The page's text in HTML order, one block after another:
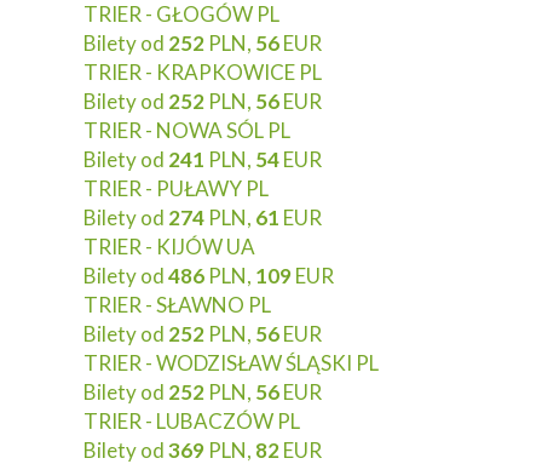
TRIER - GŁOGÓW PL
Bilety od 252 PLN, 56EUR
TRIER - KRAPKOWICE PL
Bilety od 252 PLN, 56EUR
TRIER - NOWA SÓL PL
Bilety od 241 PLN, 54EUR
TRIER - PUŁAWY PL
Bilety od 274 PLN, 61 EUR
TRIER - KIJÓW UA
Bilety od486 PLN, 109EUR
TRIER - SŁAWNO PL
Bilety od 252 PLN, 56EUR
TRIER - WODZISŁAW ŚLĄSKI PL
Bilety od 252 PLN, 56EUR
TRIER - LUBACZÓW PL
Bilety od369 PLN, 82EUR